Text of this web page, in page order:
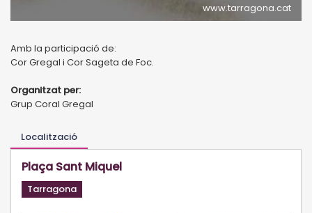
www.tarragona.cat
Amb la participació de:
Cor Gregal i Cor Sageta de Foc.
Organitzat per:
Grup Coral Gregal
Localització
Plaça Sant Miquel
Tarragona